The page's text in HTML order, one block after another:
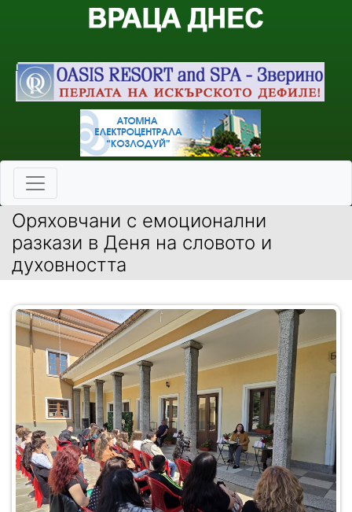
Оряховчани с емоционални
разкази в Деня на словото и
духовността